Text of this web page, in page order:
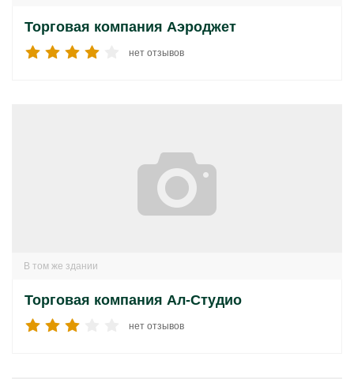
Торговая компания Аэроджет
нет отзывов
В том же здании
Торговая компания Ал-Студио
нет отзывов